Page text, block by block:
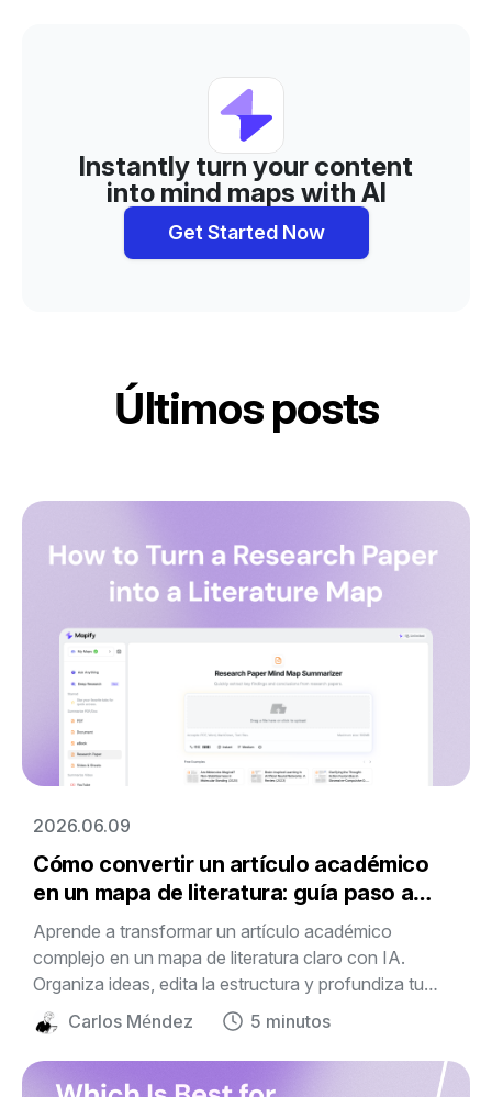
Instantly turn your content
into mind maps with AI
Get Started Now
Últimos posts
Carlos Méndez 5 minutos
2026.06.09
Cómo convertir un artículo académico
en un mapa de literatura: guía paso a
paso
Aprende a transformar un artículo académico
complejo en un mapa de literatura claro con IA.
Organiza ideas, edita la estructura y profundiza tu
investigación con Mapify.